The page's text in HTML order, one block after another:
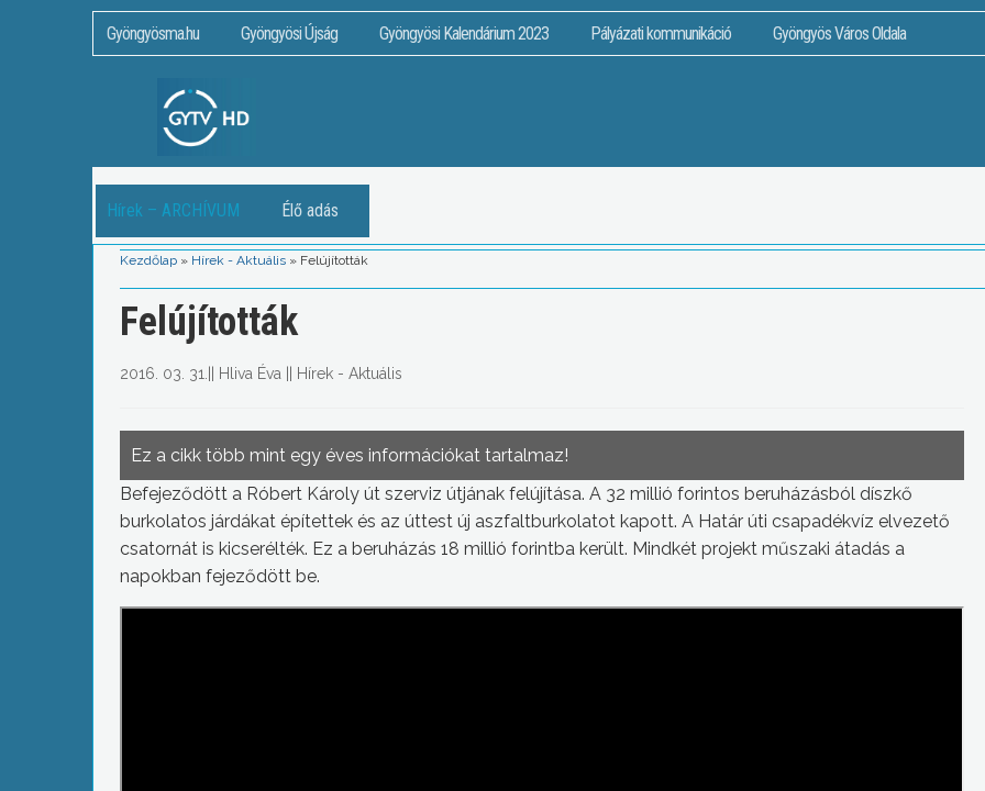
Gyöngyösma.hu Gyöngyösi Újság Gyöngyösi Kalendárium 2023 Pályázati kommunikáció Gyöngyös Város Oldala
Hírek – ARCHÍVUM Élő adás
Kezdőlap » Hírek - Aktuális » Felújították
Felújították
2016. 03. 31. Hliva Éva Hírek - Aktuális
Ez a cikk több mint egy éves információkat tartalmaz!
Befejeződött a Róbert Károly út szerviz útjának felújítása. A 32 millió forintos beruházásból díszkő
burkolatos járdákat építettek és az úttest új aszfaltburkolatot kapott. A Határ úti csapadékvíz elvezető
csatornát is kicserélték. Ez a beruházás 18 millió forintba került. Mindkét projekt műszaki átadás a
napokban fejeződött be.